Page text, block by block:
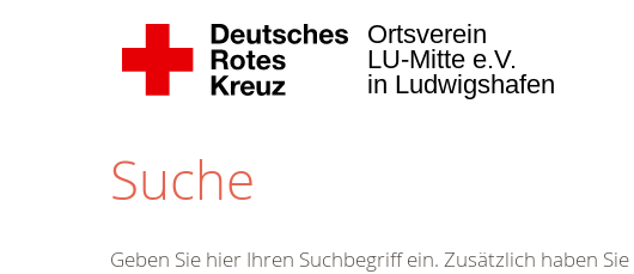
Ortsverein
LU-Mitte e.V.
in Ludwigshafen
Suche
Geben Sie hier Ihren Suchbegriff ein. Zusätzlich haben